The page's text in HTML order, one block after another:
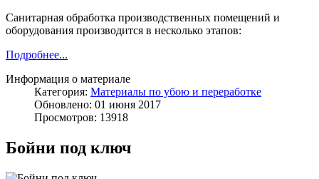
Санитарная обработка производственных помещений и
оборудования производится в несколько этапов:
Подробнее...
Информация о материале
Категория: Материалы по убою и переработке
Обновлено: 01 июня 2017
Просмотров: 13918
Бойни под ключ